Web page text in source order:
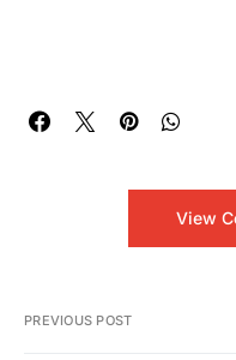
View
PREVIOUS POST